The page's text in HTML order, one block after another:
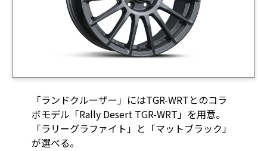
「ランドクルーザー」にはTGR-WRTとのコラ
ボモデル「Rally Desert TGR-WRT」を用意。
「ラリーグラファイト」と「マットブラック」
が選べる。